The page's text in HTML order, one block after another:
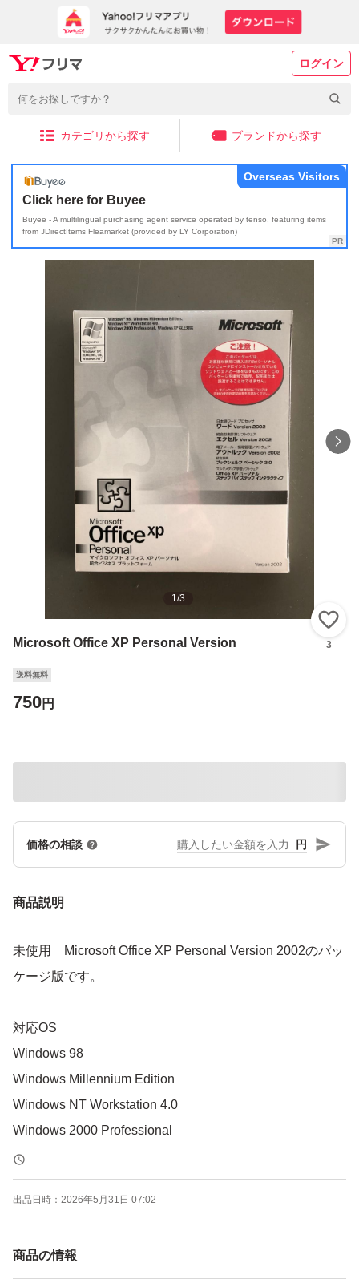
ログイン
カテゴリから探す ブランドから探す
Click here for Buyee
Buyee - A multilingual purchasing agent service operated by tenso, featuring items
from JDirectItems Fleamarket (provided by LY Corporation)
Overseas Visitors
1/3
Microsoft Office XP Personal Version 3
送料無料
750円
価格の相談 円
商品説明
未使用 Microsoft Office XP Personal Version 2002のパッ
ケージ版です。
対応OS
Windows 98
Windows Millennium Edition
Windows NT Workstation 4.0
Windows 2000 Professional
Windows XP以上
写真が全てです。利用される方がいらっしゃるかと思
ます。
出品日時： 2026年5月31日 07:02
商品の情報